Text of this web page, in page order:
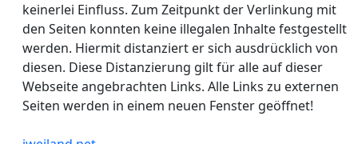
keinerlei Einfluss. Zum Zeitpunkt der Verlinkung mit
den Seiten konnten keine illegalen Inhalte festgestellt
werden. Hiermit distanziert er sich ausdrücklich von
diesen. Diese Distanzierung gilt für alle auf dieser
Webseite angebrachten Links. Alle Links zu externen
Seiten werden in einem neuen Fenster geöffnet!